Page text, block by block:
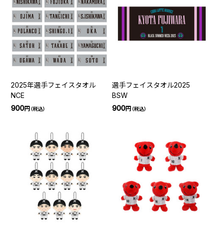
2025年選手フェイスタオル
NCE
900円（税込）
選手フェイスタオル2025
BSW
900円（税込）